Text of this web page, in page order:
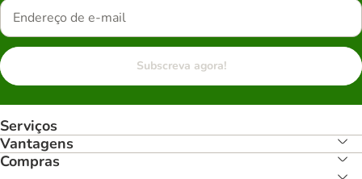
Subscreva agora!
Serviços
Vantagens
Compras